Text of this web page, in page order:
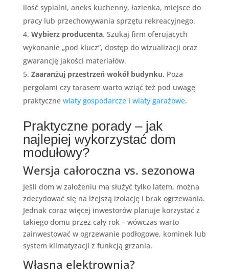
ilość sypialni, aneks kuchenny, łazienka, miejsce do
pracy lub przechowywania sprzętu rekreacyjnego.
Wybierz producenta. Szukaj firm oferujących
wykonanie „pod klucz”, dostęp do wizualizacji oraz
gwarancję jakości materiałów.
Zaaranżuj przestrzeń wokół budynku. Poza
pergolami czy tarasem warto wziąć też pod uwagę
praktyczne wiaty gospodarczei wiaty garażowe.
Praktyczne porady – jak
najlepiej wykorzystać dom
modułowy?
Wersja całoroczna vs. sezonowa
Jeśli dom w założeniu ma służyć tylko latem, można
zdecydować się na lżejszą izolację i brak ogrzewania.
Jednak coraz więcej inwestorów planuje korzystać z
takiego domu przez cały rok – wówczas warto
zainwestować w ogrzewanie podłogowe, kominek lub
system klimatyzacji z funkcją grzania.
Własna elektrownia?